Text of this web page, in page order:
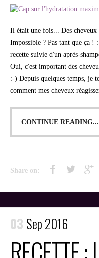
Il était une fois... Des cheveux
Impossible ? Pas tant que ça !
recette suivie d'un après-
Oui, c'est important des
:-) Depuis quelques temps, je
comment mes cheveux
CONTINUE READING...
Share on:
03 Sep 2016
RECETTE